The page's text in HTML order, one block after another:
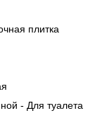
плитка
- Для туалета